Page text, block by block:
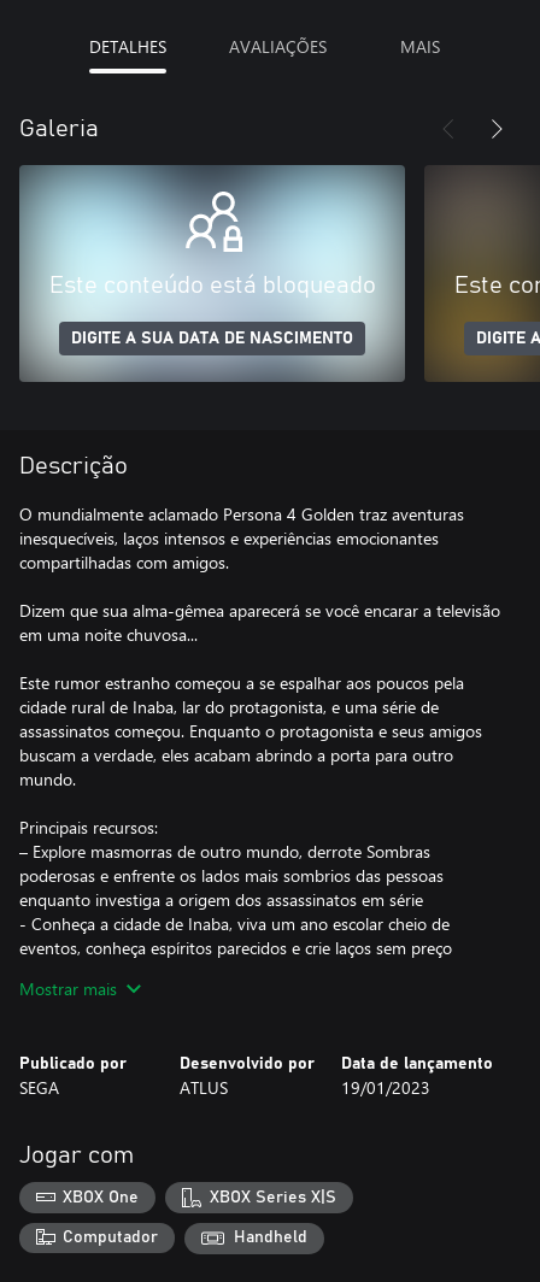
DETALHES AVALIAÇÕES MAIS
Galeria
Este conteúdo está bloqueado
DIGITE A SUA DATA DE NASCIMENTO
Este
DIGITE
Descrição
O mundialmente aclamado Persona 4 Golden traz aventuras
inesquecíveis, laços intensos e experiências emocionantes
compartilhadas com amigos.
Dizem que sua alma-gêmea aparecerá se você encarar a televisão
em uma noite chuvosa...
Este rumor estranho começou a se espalhar aos poucos pela
cidade rural de Inaba, lar do protagonista, e uma série de
assassinatos começou. Enquanto o protagonista e seus amigos
buscam a verdade, eles acabam abrindo a porta para outro
mundo.
Principais recursos:
– Explore masmorras de outro mundo, derrote Sombras
poderosas e enfrente os lados mais sombrios das pessoas
enquanto investiga a origem dos assassinatos em série
- Conheça a cidade de Inaba, viva um ano escolar cheio de
eventos, conheça espíritos parecidos e crie laços sem preço
suavidade melhorados, seleção de dificuldade e salvamento
Mostrar mais
Publicado por
SEGA
Desenvolvido por
ATLUS
Data de lançamento
19/01/2023
Jogar com
XBOX One XBOX Series X|S
Computador Handheld